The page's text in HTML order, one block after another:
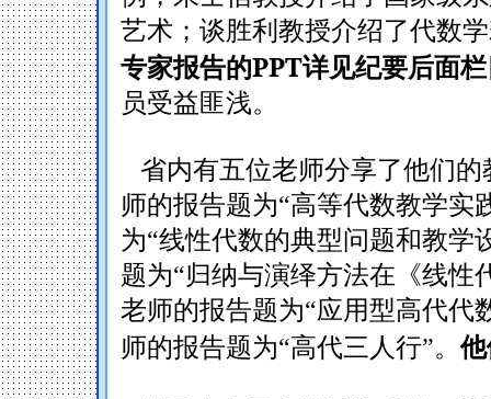
艺术；谈胜利教授介绍了代数
专家报告的PPT详见纪要后面
员受益匪浅。
省内有五位老师分享了他们
师的报告题为“高等代数教学实
为“线性代数的典型问题和教学
题为“归纳与演绎方法在《线性
老师的报告题为“应用型高代代
师的报告题为“高代三人行”。